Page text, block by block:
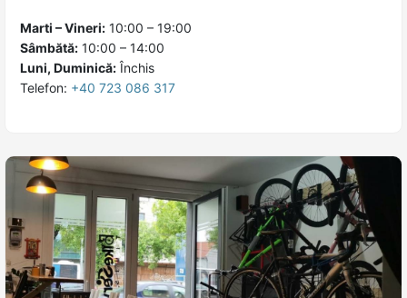
Marti – Vineri: 10:00 – 19:00
Sâmbătă: 10:00 – 14:00
Luni, Duminică: Închis
Telefon: +40 723 086 317